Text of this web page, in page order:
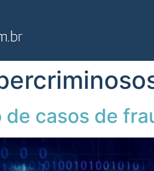
de casos de